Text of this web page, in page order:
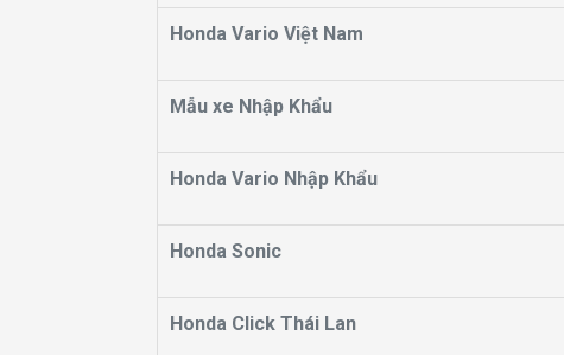
Honda Vario Việt Nam
Mẫu xe Nhập Khẩu
Honda Vario Nhập Khẩu
Honda Sonic
Honda Click Thái Lan